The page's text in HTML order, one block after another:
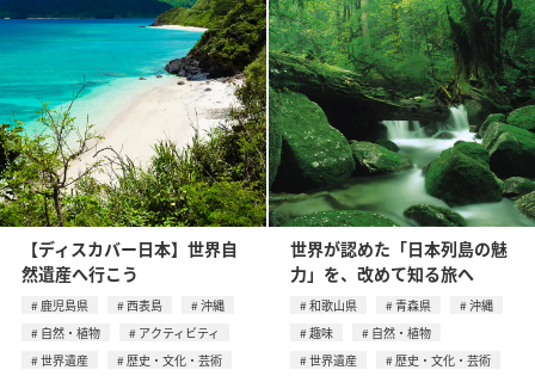
【ディスカバー日本】世界自
然遺産へ行こう
鹿児島県 西表島
沖縄
自然・植物
アクティビティ
世界遺産
歴史・文化・芸術
世界が認めた「日本列島の魅
力」を、改めて知る旅へ
和歌山県 青森県
沖縄
趣味
自然・植物
世界遺産
歴史・文化・芸術